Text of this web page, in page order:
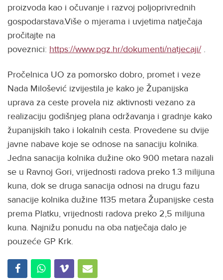
proizvoda kao i očuvanje i razvoj poljoprivrednih
gospodarstava.Više o mjerama i uvjetima natječaja
pročitajte na
poveznici: https://www.pgz.hr/dokumenti/natjecaji/.
Pročelnica UO za pomorsko dobro, promet i veze
Nada Milošević izvijestila je kako je Županijska
uprava za ceste provela niz aktivnosti vezano za
realizaciju godišnjeg plana održavanja i gradnje kako
županijskih tako i lokalnih cesta. Provedene su dvije
javne nabave koje se odnose na sanaciju kolnika.
Jedna sanacija kolnika dužine oko 900 metara nazali
se u Ravnoj Gori, vrijednosti radova preko 1.3 milijuna
kuna, dok se druga sanacija odnosi na drugu fazu
sanacije kolnika dužine 1135 metara Županijske cesta
prema Platku, vrijednosti radova preko 2,5 milijuna
kuna. Najnižu ponudu na oba natječaja dalo je
pouzeće GP Krk.